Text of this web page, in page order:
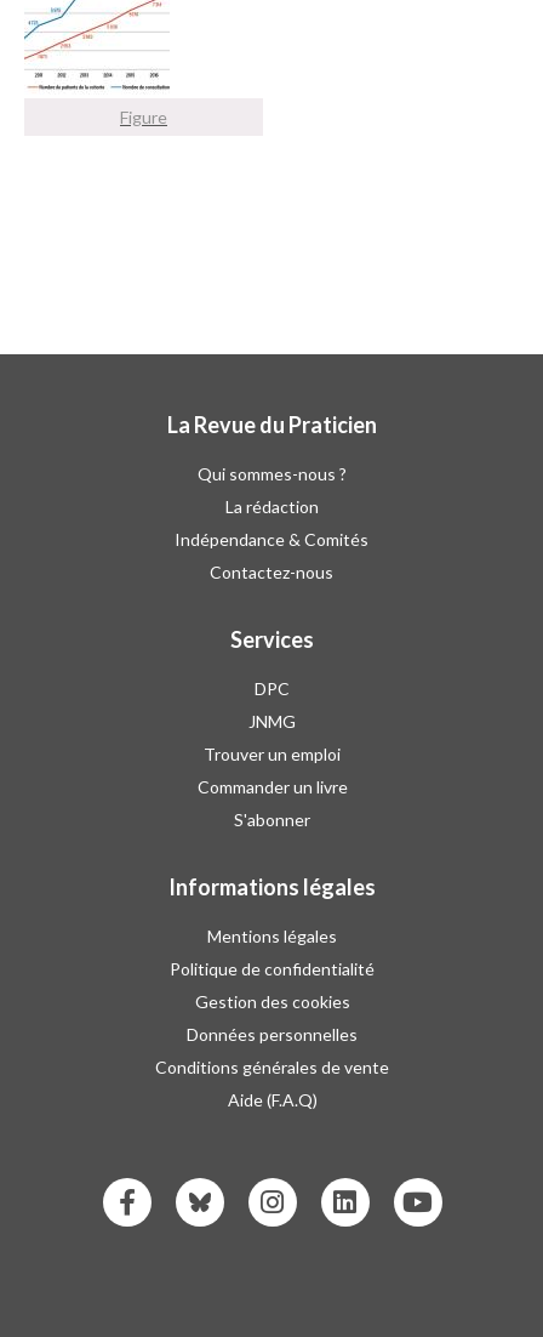
Figure
La Revue du Praticien
Qui sommes-nous ?
La rédaction
Indépendance & Comités
Contactez-nous
Services
DPC
JNMG
Trouver un emploi
Commander un livre
S'abonner
Informations légales
Mentions légales
Politique de confidentialité
Gestion des cookies
Données personnelles
Conditions générales de vente
Aide (F.A.Q)